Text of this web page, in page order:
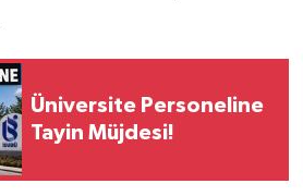
Üniversite Personeline
Tayin Müjdesi!